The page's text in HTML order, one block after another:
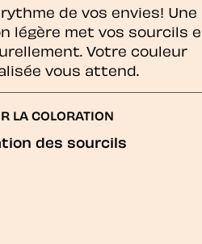
de vos envies! Une
légère met vos sourcils
Votre couleur
vous attend.
LA COLORATION
des sourcils